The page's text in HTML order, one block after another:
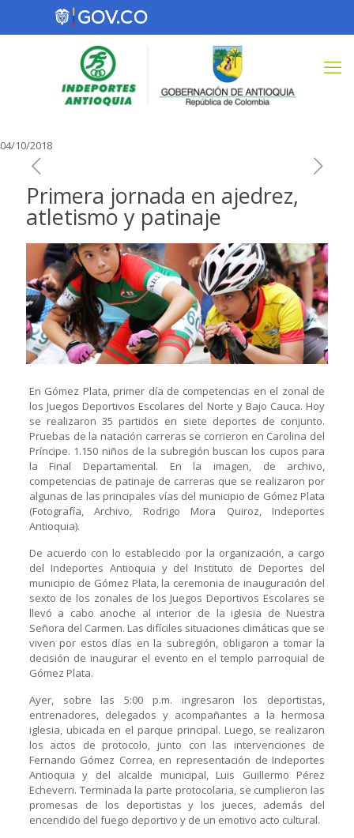
04/10/2018
Primera jornada en ajedrez,
atletismo y patinaje
En Gómez Plata, primer día de competencias en el zonal de
los Juegos Deportivos Escolares del Norte y Bajo Cauca. Hoy
se realizaron 35 partidos en siete deportes de conjunto.
Pruebas de la natación carreras se corrieron en Carolina del
Príncipe. 1.150 niños de la subregión buscan los cupos para
la Final Departamental. En la imagen, de archivo,
competencias de patinaje de carreras que se realizaron por
algunas de las principales vías del municipio de Gómez Plata
(Fotografía, Archivo, Rodrigo Mora Quiroz, Indeportes
Antioquia).
De acuerdo con lo establecido por la organización, a cargo
del Indeportes Antioquia y del Instituto de Deportes del
municipio de Gómez Plata, la ceremonia de inauguración del
sexto de los zonales de los Juegos Deportivos Escolares se
llevó a cabo anoche al interior de la iglesia de Nuestra
Señora del Carmen. Las difíciles situaciones climáticas que se
viven por estos días en la subregión, obligaron a tomar la
decisión de inaugurar el evento en el templo parroquial de
Gómez Plata.
Ayer, sobre las 5:00 p.m. ingresaron los deportistas,
entrenadores, delegados y acompañantes a la hermosa
iglesia, ubicada en el parque principal. Luego, se realizaron
los actos de protocolo, junto con las intervenciones de
Fernando Gómez Correa, en representación de Indeportes
Antioquia y del alcalde municipal, Luis Guillermo Pérez
Echeverri. Terminada la parte protocolaria, se cumplieron las
promesas de los deportistas y los jueces, además del
encendido del fuego deportivo y de un emotivo acto cultural.